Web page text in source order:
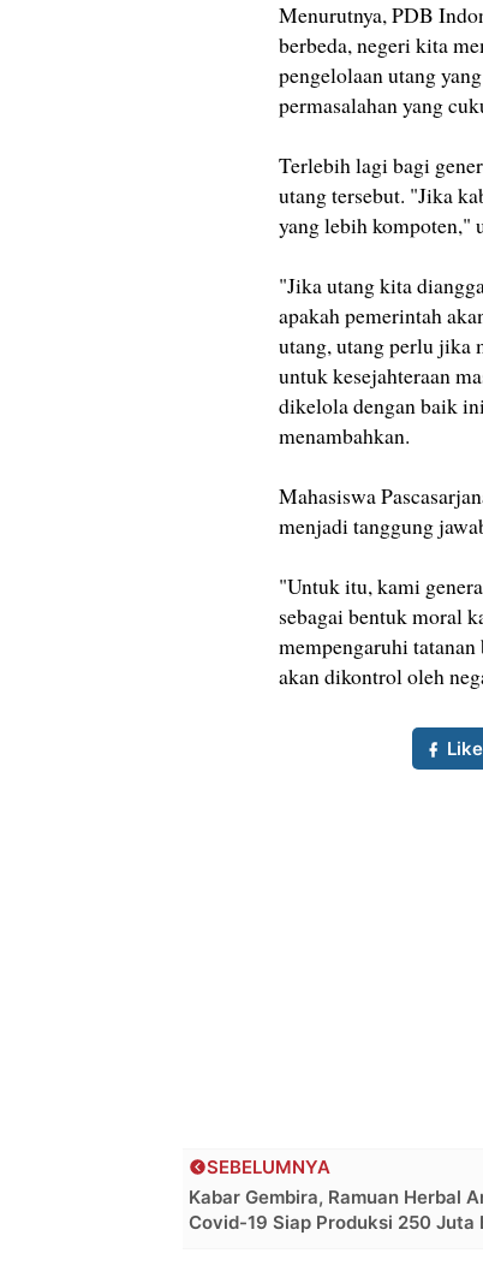
Menurutnya, PDB
berbeda, negeri kita
pengelolaan utang
permasalahan yang
Terlebih lagi bagi
utang tersebut. "Jika
yang lebih kompoten,"
"Jika utang kita
apakah pemerintah
utang, utang perlu jika
untuk kesejahteraan
dikelola dengan baik
menambahkan.
Mahasiswa
menjadi tanggung
"Untuk itu, kami
sebagai bentuk moral
mempengaruhi
akan dikontrol oleh
SEBELUMNYA
Kabar Gembira, Ramuan Herbal
Covid-19 Siap Produksi 250 Juta